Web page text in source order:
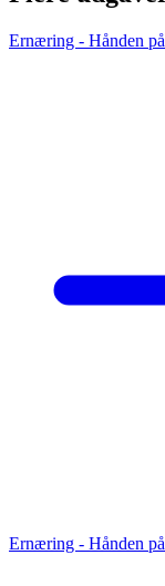
Ernæring - Hånden
Ernæring - Hånden